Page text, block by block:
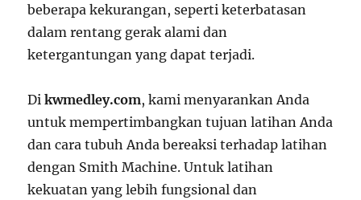
beberapa kekurangan, seperti keterbatasan
dalam rentang gerak alami dan
ketergantungan yang dapat terjadi.
Dikwmedley.com, kami menyarankan Anda
untuk mempertimbangkan tujuan latihan Anda
dan cara tubuh Anda bereaksi terhadap latihan
dengan Smith Machine. Untuk latihan
kekuatan yang lebih fungsional dan